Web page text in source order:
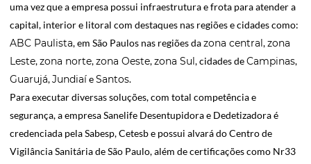
uma vez que a empresa possui infraestrutura e frota para atender a
capital, interior e litoral com destaques nas regiões e cidades como:
ABC Paulista, em São Paulos nas regiões dazona central ,zona
Leste,zona norte,zona Oeste,zona Sul , cidades deCampinas,
Guarujá,JundiaíeSantos.
Para executar diversas soluções, com total competência e
segurança, a empresa Sanelife Desentupidora e Dedetizadora é
credenciada pela Sabesp, Cetesb e possui alvará do Centro de
Vigilância Sanitária de São Paulo, além de certificações como Nr33